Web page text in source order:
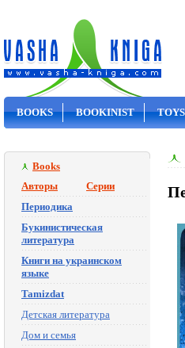
BOOKS BOOKINIST
Books
Авторы
Серии
Периодика
Букинистическая
литература
Книги на украинском
языке
Tamizdat
Детская литература
Дом и семья